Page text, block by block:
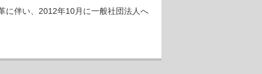
に伴い、2012年10月に一般社団法人へ